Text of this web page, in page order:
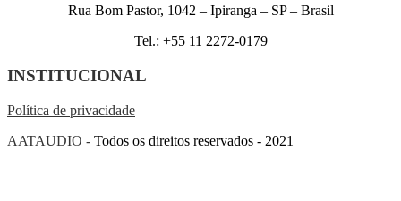
Rua Bom Pastor, 1042 – Ipiranga – SP – Brasil
Tel.: +55 11 2272-0179
INSTITUCIONAL
Política de privacidade
AATAUDIO - Todos os direitos reservados - 2021